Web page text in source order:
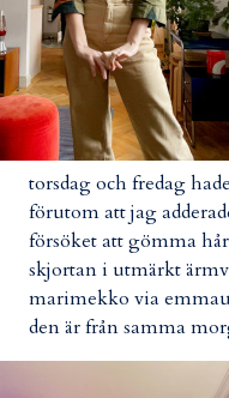
torsdag och fredag
förutom att jag
försöket att gömma
skjortan i utmärkt
marimekko via
den är från samma